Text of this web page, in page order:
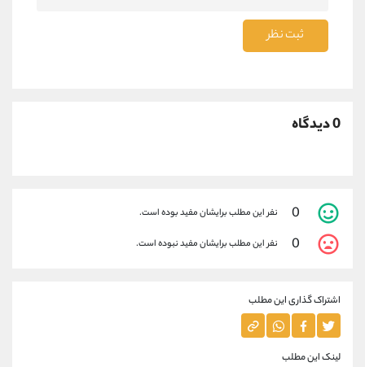
ثبت نظر
0 دیدگاه
0 نفر این مطلب برایشان مفید بوده است.
0 نفر این مطلب برایشان مفید نبوده است.
اشتراک گذاری این مطلب
لینک این مطلب